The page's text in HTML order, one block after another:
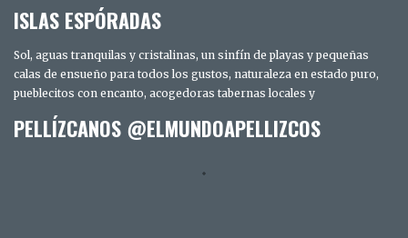
ISLAS ESPÓRADAS
Sol, aguas tranquilas y cristalinas, un sinfín de playas y pequeñas
calas de ensueño para todos los gustos, naturaleza en estado puro,
pueblecitos con encanto, acogedoras tabernas locales y
PELLÍZCANOS @ELMUNDOAPELLIZCOS